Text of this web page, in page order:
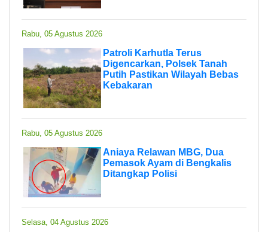
Rabu, 05 Agustus 2026
Patroli Karhutla Terus
Digencarkan, Polsek Tanah
Putih Pastikan Wilayah Bebas
Kebakaran
Rabu, 05 Agustus 2026
Aniaya Relawan MBG, Dua
Pemasok Ayam di Bengkalis
Ditangkap Polisi
Selasa, 04 Agustus 2026